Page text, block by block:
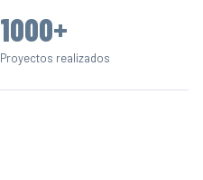
1000+
Proyectos realizados